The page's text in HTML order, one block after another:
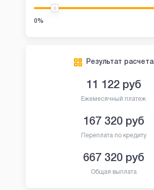
0%
Результат расчета
11 122руб
Ежемесячный платеж
167 320руб
Переплата по кредиту
667 320руб
Общая выплата